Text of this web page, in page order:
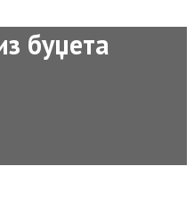
буџета